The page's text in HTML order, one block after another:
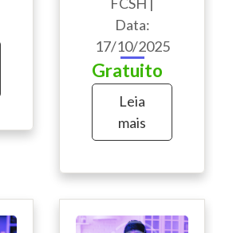
Data:
17/10/2025
Gratuito
Leia
mais